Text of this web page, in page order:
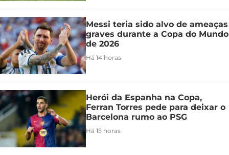
Messi teria sido alvo de ameaças
graves durante a Copa do Mundo
de 2026
Há 14 horas
Herói da Espanha na Copa,
Ferran Torres pede para deixar o
Barcelona rumo ao PSG
Há 15 horas